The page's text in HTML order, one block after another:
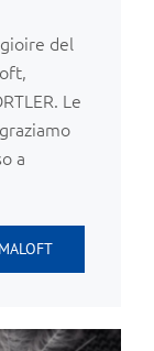
del
Le
a